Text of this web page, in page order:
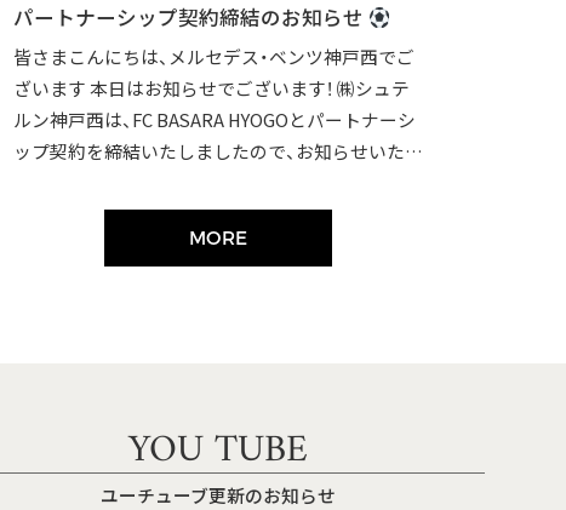
パートナーシップ契約締結のお知らせ
皆さまこんにちは、メルセデス・ベンツ神戸西でご
ざいます 本日はお知らせでございます！ ㈱シュテ
ルン神戸西は、FC BASARA HYOGOとパートナーシ
ップ契約を締結いたしましたので、お知らせいたし
MORE
YOU TUBE
ユーチューブ更新のお知らせ